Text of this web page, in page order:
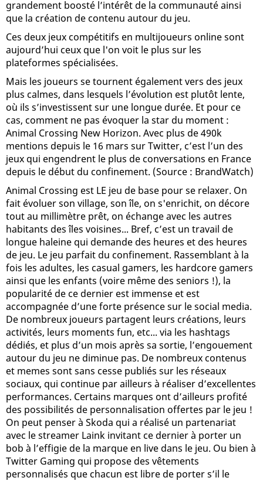
grandement boosté l’intérêt de la communauté ainsi
que la création de contenu autour du jeu.
Ces deux jeux compétitifs en multijoueurs online sont
aujourd’hui ceux que l'on voit le plus sur les
plateformes spécialisées.
Mais les joueurs se tournent également vers des jeux
plus calmes, dans lesquels l’évolution est plutôt lente,
où ils s’investissent sur une longue durée. Et pour ce
cas, comment ne pas évoquer la star du moment :
Animal Crossing New Horizon. Avec plus de 490k
mentions depuis le 16 mars sur Twitter, c’est l’un des
jeux qui engendrent le plus de conversations en France
depuis le début du confinement. (Source : BrandWatch)
Animal Crossing est LE jeu de base pour se relaxer. On
fait évoluer son village, son île, on s'enrichit, on décore
tout au millimètre prêt, on échange avec les autres
habitants des îles voisines... Bref, c’est un travail de
longue haleine qui demande des heures et des heures
de jeu. Le jeu parfait du confinement. Rassemblant à la
fois les adultes, les casual gamers, les hardcore gamers
ainsi que les enfants (voire même des seniors !), la
popularité de ce dernier est immense et est
accompagnée d’une forte présence sur le social media.
De nombreux joueurs partagent leurs créations, leurs
activités, leurs moments fun, etc... via les hashtags
dédiés, et plus d’un mois après sa sortie, l’engouement
autour du jeu ne diminue pas. De nombreux contenus
et memes sont sans cesse publiés sur les réseaux
sociaux, qui continue par ailleurs à réaliser d’excellentes
performances. Certains marques ont d’ailleurs profité
des possibilités de personnalisation offertes par le jeu !
On peut penser à Skoda qui a réalisé un partenariat
avec le streamer Laink invitant ce dernier à porter un
bob à l’effigie de la marque en live dans le jeu. Ou bien à
Twitter Gaming qui propose des vêtements
personnalisés que chacun est libre de porter s’il le